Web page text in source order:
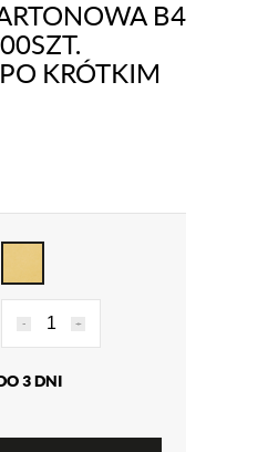
B4
KRÓTKIM
- +
3 DNI